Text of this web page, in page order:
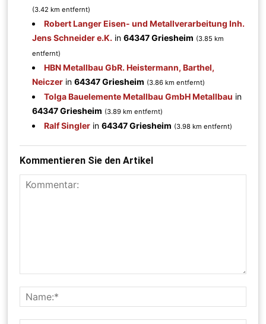
(3.42 km entfernt)
Robert Langer Eisen- und Metallverarbeitung Inh.
Jens Schneider e.K. in64347 Griesheim (3.85 km
entfernt)
HBN Metallbau GbR. Heistermann, Barthel,
Neiczer in64347 Griesheim (3.86 km entfernt)
Tolga Bauelemente Metallbau GmbH Metallbau in
64347 Griesheim (3.89 km entfernt)
Ralf Singler in64347 Griesheim (3.98 km entfernt)
Kommentieren Sie den Artikel